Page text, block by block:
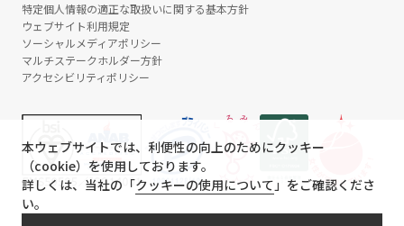
特定個人情報の適正な取扱いに関する基本方針
ウェブサイト利用規定
ソーシャルメディアポリシー
マルチステークホルダー方針
アクセシビリティポリシー
本ウェブサイトでは、利便性の向上のためにクッキー
（cookie）を使用しております。
詳しくは、当社の「クッキーの使用について」をご確認くださ
い。